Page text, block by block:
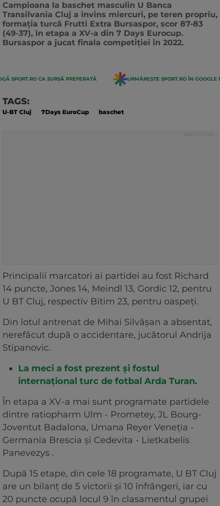
Campioana la baschet masculin U Banca
Transilvania Cluj a învins miercuri, pe teren propriu,
formaţia turcă Frutti Extra Bursaspor, scor 87-83
(49-37), în etapa a XV-a din 7 Days Eurocup.
Bursaspor a jucat finala competiţiei în 2022.
SPORT.RO CA SURSĂ PREFERATĂ URMĂREȘTE SPORT.RO ÎN GOOGLE
TAGS:
U-BT Cluj 7Days EuroCup baschet
Principalii marcatori ai partidei au fost Richard
14 puncte, Jones 14, Meindl 13, Gordic 12, pentru
U BT Cluj, respectiv Bitim 23, pentru oaspeţi.
Din lotul antrenat de Mihai Silvăşan a absentat,
nerefăcut după o accidentare, jucătorul Andrija
Stipanovic.
La meci a fost prezent şi fostul
internaţional turc de fotbal Arda Turan.
În etapa a XV-a mai sunt programate partidele
dintre ratiopharm Ulm - Prometey, JL Bourg-
Joventut Badalona, Umana Reyer Veneţia -
Germania Brescia şi Cedevita - Lietkabelis
Panevezys .
După 15 etape, din cele 18 programate, U BT Cluj
are un bilanţ de 5 victorii şi 10 înfrângeri, iar cu
20 puncte ocupă locul 9 în clasamentul grupei